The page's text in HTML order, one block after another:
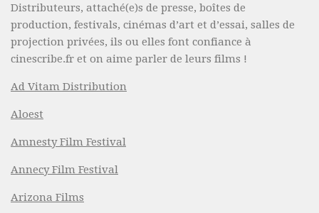
Distributeurs, attaché(e)s de presse, boîtes de
production, festivals, cinémas d’art et d’essai, salles de
projection privées, ils ou elles font confiance à
cinescribe.fr et on aime parler de leurs films !
Ad Vitam Distribution
Aloest
Amnesty Film Festival
Annecy Film Festival
Arizona Films